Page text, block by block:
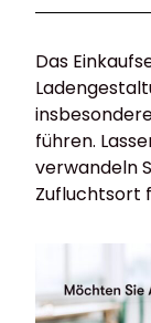
Das
führen.
verwandeln
Zufluchtsort